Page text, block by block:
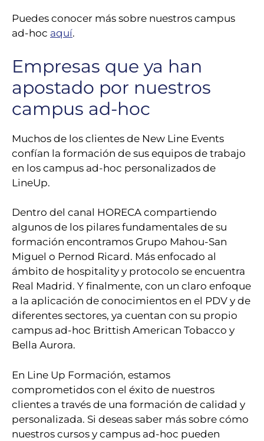
Puedes conocer más sobre nuestros campus
ad-hoc aquí.
Empresas que ya han
apostado por nuestros
campus ad-hoc
Muchos de los clientes de New Line Events
confían la formación de sus equipos de trabajo
en los campus ad-hoc personalizados de
LineUp.
Dentro del canal HORECA compartiendo
algunos de los pilares fundamentales de su
formación encontramos Grupo Mahou-San
Miguel o Pernod Ricard. Más enfocado al
ámbito de hospitality y protocolo se encuentra
Real Madrid. Y finalmente, con un claro enfoque
a la aplicación de conocimientos en el PDV y de
diferentes sectores, ya cuentan con su propio
campus ad-hoc Brittish American Tobacco y
Bella Aurora.
En Line Up Formación, estamos
comprometidos con el éxito de nuestros
clientes a través de una formación de calidad y
personalizada. Si deseas saber más sobre cómo
nuestros cursos y campus ad-hoc pueden